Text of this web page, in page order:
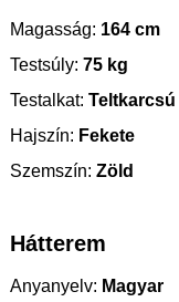
Magasság: 164 cm
Testsúly: 75 kg
Testalkat: Teltkarcsú
Hajszín: Fekete
Szemszín: Zöld
Hátterem
Anyanyelv: Magyar